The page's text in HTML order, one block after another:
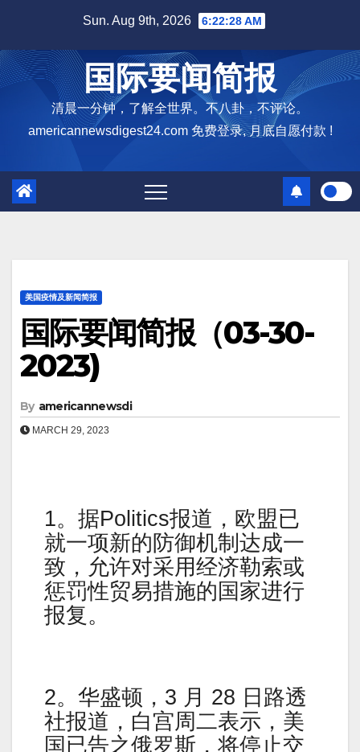
content
Sun. Aug 9th, 2026 6:22:29 AM
国际要闻简报
清晨一分钟，了解全世界。不八卦，不评论。
americannewsdigest24.com 免费登录, 月底自愿付款 !
美国疫情及新闻简报
国际要闻简报（03-30-
2023)
By americannewsdi
MARCH 29, 2023
1。据Politics报道，欧盟已
就一项新的防御机制达成一
致，允许对采用经济勒索或
惩罚性贸易措施的国家进行
报复。
2。华盛顿，3 月 28 日路透
社报道，白宫周二表示，美
国已告之俄罗斯，将停止交